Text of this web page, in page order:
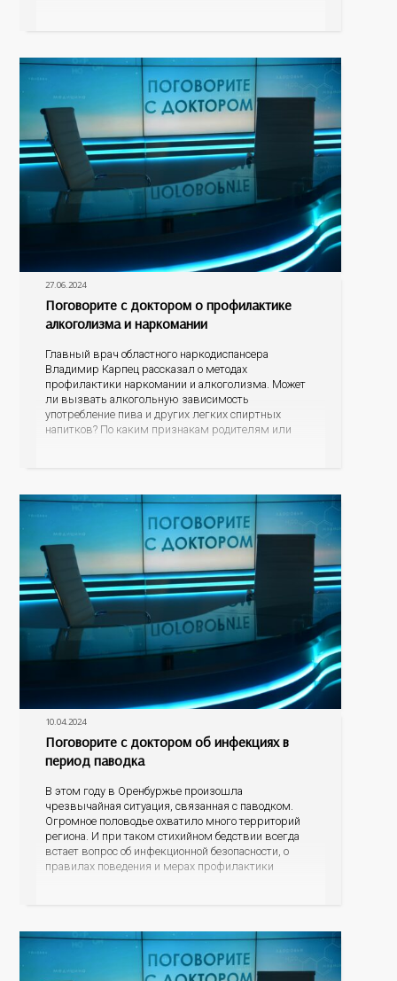
27.06.2024
Поговорите с доктором о профилактике
алкоголизма и наркомании
Главный врач областного наркодиспансера
Владимир Карпец рассказал о методах
профилактики наркомании и алкоголизма. Может
ли вызвать алкогольную зависимость
употребление пива и других легких спиртных
напитков? По каким признакам родителям или
обратиться
10.04.2024
Поговорите с доктором об инфекциях в
период паводка
В этом году в Оренбуржье произошла
чрезвычайная ситуация, связанная с паводком.
Огромное половодье охватило много территорий
региона. И при таком стихийном бедствии всегда
встает вопрос об инфекционной безопасности, о
правилах поведения и мерах профилактики